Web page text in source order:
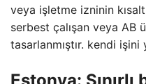
veya işletme izninin
serbest çalışan veya AB
tasarlanmıştır. kendi işini
Estonya: